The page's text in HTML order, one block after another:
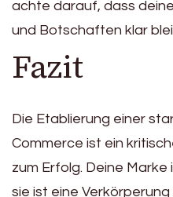
achte darauf, dass
und Botschaften klar
Fazit
Die Etablierung einer
Commerce ist ein
zum Erfolg. Deine
sie ist eine